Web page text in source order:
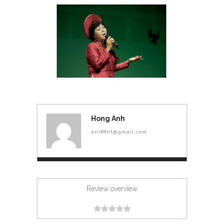
Hong Anh
ani88ht@gmail.com
Review overview